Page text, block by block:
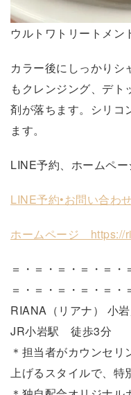
ウルトワトリートメン
カラー後にしっかりシ
もクレンジング、デ
剤が落ちます。シリコ
ます。
LINE予約、ホームペ
LINE予約•お問い合
ホームページ https://
＝・＝・＝・＝・＝・
＝・＝・＝・＝・＝・
RIANA（リアナ） 小
JR小岩駅 徒歩3分
＊担当者がカウンセ
上げるスタイルで、特